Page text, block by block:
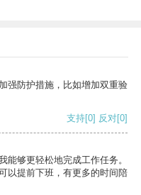
强防护措施，比如增加双重验
支持[0] 反对[0]
能够更轻松地完成工作任务。
以提前下班，有更多的时间陪